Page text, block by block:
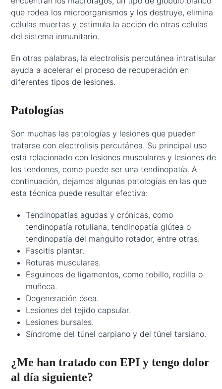
que rodea los microorganismos y los destruye, elimina
células muertas y estimula la acción de otras células
del sistema inmunitario.
En otras palabras, la electrolisis percutánea intratisular
ayuda a acelerar el proceso de recuperación en
diferentes tipos de lesiones.
Patologías
Son muchas las patologías y lesiones que pueden
tratarse con electrolisis percutánea. Su principal uso
está relacionado con lesiones musculares y lesiones de
los tendones, como puede ser una tendinopatía. A
continuación, dejamos algunas patologías en las que
esta técnica puede resultar efectiva:
Tendinopatías agudas y crónicas, como
tendinopatía rotuliana, tendinopatía glútea o
tendinopatía del manguito rotador, entre otras.
Fascitis plantar.
Roturas musculares.
Esguinces de ligamentos, como tobillo, rodilla o
muñeca.
Degeneración ósea.
Lesiones del tejido capsular.
Lesiones bursales.
Síndrome del túnel carpiano y del túnel tarsiano.
¿Me han tratado con EPI y tengo dolor
al día siguiente?